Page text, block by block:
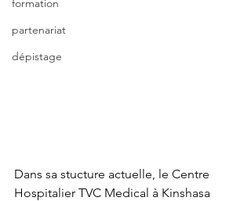
formation
partenariat
dépistage
Dans sa stucture actuelle, le Centre
Hospitalier TVC Medical à Kinshasa